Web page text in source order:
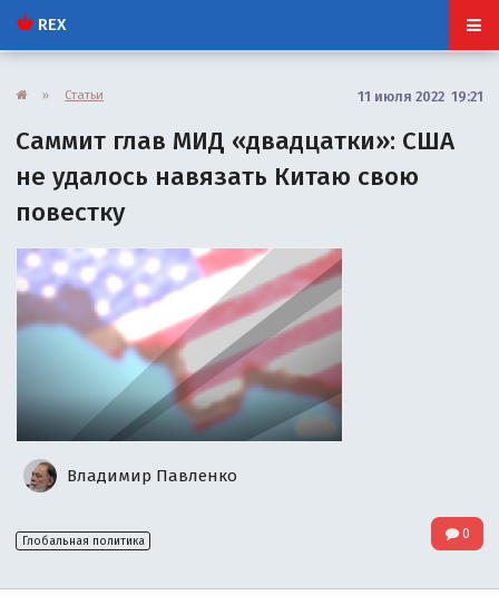
REX
» Статьи 11 июля 2022 19:21
Саммит глав МИД «двадцатки»: США
не удалось навязать Китаю свою
повестку
Владимир Павленко
Глобальная политика 0